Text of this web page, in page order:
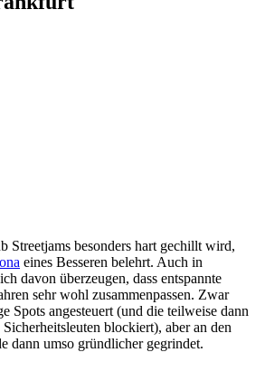
Streetjams besonders hart gechillt wird,
eines Besseren belehrt. Auch in
davon überzeugen, dass entspannte
sehr wohl zusammenpassen. Zwar
Spots angesteuert (und die teilweise dann
blockiert), aber an den
dann umso gründlicher gegrindet.